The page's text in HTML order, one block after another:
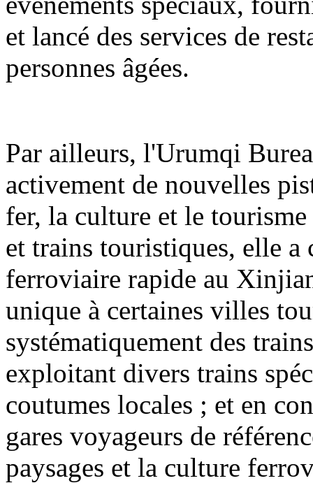
et lancé des services de
personnes âgées.
Par ailleurs, l'Urumqi
activement de nouvelles
fer, la culture et le
et trains touristiques, elle a
ferroviaire rapide au
unique à certaines villes
systématiquement des
exploitant divers trains
coutumes locales ; et en
gares voyageurs de
paysages et la culture